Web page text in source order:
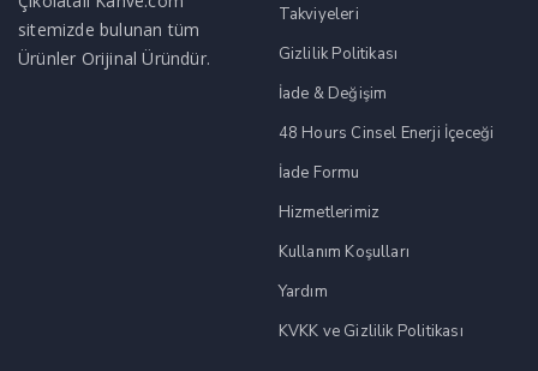
sitemizde bulunan tüm
Ürünler Orijinal Üründür.
Takviyeleri
Gizlilik Politikası
İade & Değişim
48 Hours Cinsel Enerji İçeceği
İade Formu
Hizmetlerimiz
Kullanım Koşulları
Yardım
KVKK ve Gizlilik Politikası